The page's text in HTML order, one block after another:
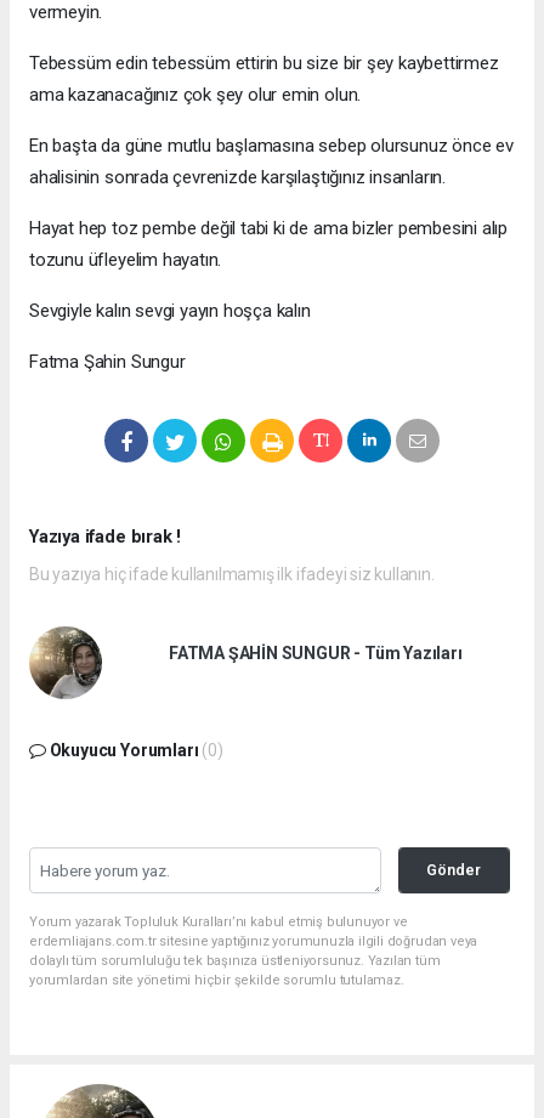
vermeyin.
Tebessüm edin tebessüm ettirin bu size bir şey kaybettirmez
ama kazanacağınız çok şey olur emin olun.
En başta da güne mutlu başlamasına sebep olursunuz önce ev
ahalisinin sonrada çevrenizde karşılaştığınız insanların.
Hayat hep toz pembe değil tabi ki de ama bizler pembesini alıp
tozunu üfleyelim hayatın.
Sevgiyle kalın sevgi yayın hoşça kalın
Fatma Şahin Sungur
Yazıya ifade bırak !
Bu yazıya hiç ifade kullanılmamış ilk ifadeyi siz kullanın.
FATMA ŞAHİN SUNGUR - Tüm Yazıları
Okuyucu Yorumları (0)
Gönder
Yorum yazarak Topluluk Kuralları’nı kabul etmiş bulunuyor ve
erdemliajans.com.tr sitesine yaptığınız yorumunuzla ilgili doğrudan veya
dolaylı tüm sorumluluğu tek başınıza üstleniyorsunuz. Yazılan tüm
yorumlardan site yönetimi hiçbir şekilde sorumlu tutulamaz.